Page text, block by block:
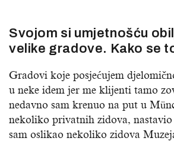
Svojom si umjetnošću
velike gradove. Kako se
Gradovi koje posjećujem
u neke idem jer me klijenti tamo
nedavno sam krenuo na put u
nekoliko privatnih zidova,
sam oslikao nekoliko zidova